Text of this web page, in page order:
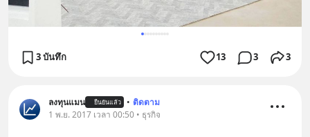
3 บันทึก 13 3 3
ลงทุนแมน ยืนยันแล้ว • ติดตาม
1 พ.ย. 2017 เวลา 00:50 • ธุรกิจ